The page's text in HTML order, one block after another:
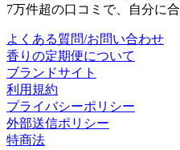
7万件超の口コミで、自分に
よくある質問/お問い合わせ
香りの定期便について
ブランドサイト
利用規約
プライバシーポリシー
外部送信ポリシー
特商法